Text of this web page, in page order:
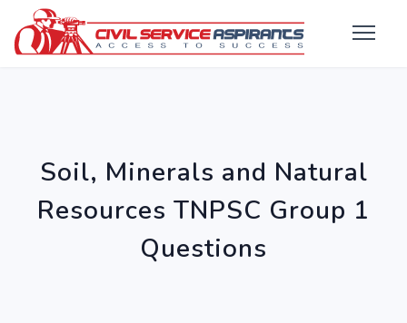
Soil, Minerals and Natural
Resources TNPSC Group 1
Questions